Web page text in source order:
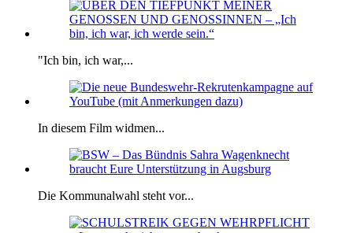
"Ich bin, ich war,...
In diesem Film widmen...
Die Kommunalwahl steht vor...